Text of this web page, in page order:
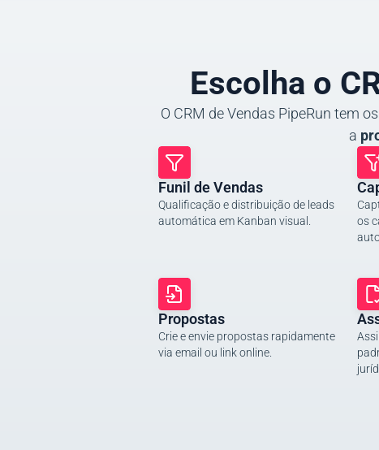
Escolha o
O CRM de Vendas PipeRun tem
a
Funil de Vendas
Qualificação e distribuição de leads
automática em Kanban visual.
os
Propostas
Crie e envie propostas rapidamente
via email ou link online.